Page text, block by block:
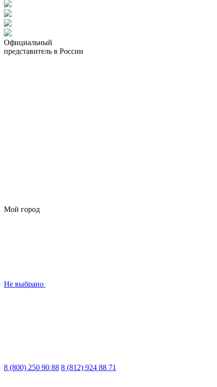
Официальный
представитель в России
Мой город
Не выбрано
8 (800) 250 90 88 8 (812) 924 88 71